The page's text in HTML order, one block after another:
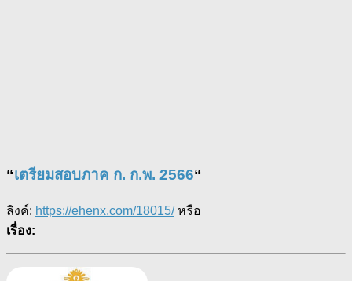
“เตรียมสอบภาค ก. ก.พ. 2566“
ลิงค์: https://ehenx.com/18015/หรือ
เรื่อง: